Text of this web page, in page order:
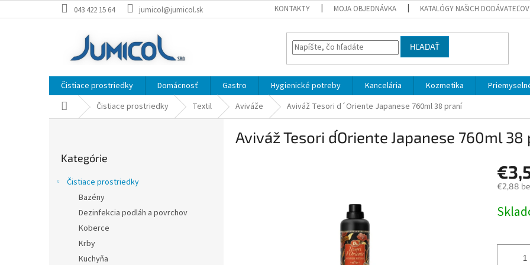
na
043 422 15 64 jumicol@jumicol.sk KONTAKTY MOJA OBJEDNÁVKA KATALÓGY NAŠICH DODÁVATEĽOV
HĽADAŤ
Čistiace prostriedky Domácnosť Gastro Hygienické potreby Kancelária Kozmetika
Domov Čistiace prostriedky Textil Aviváže Aviváž Tesori d´Oriente Japanese 760ml 38 praní
kategórie
Kategórie
Čistiace prostriedky
Bazény
Dezinfekcia podláh a povrchov
Koberce
Krby
Kuchyňa
Aviváž Tesori d´Oriente Japanese 760ml 38
€2,88
cena: